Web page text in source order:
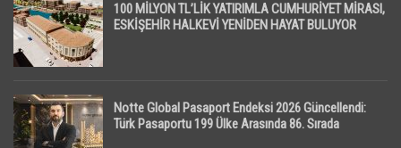
100 MİLYON TL’LİK YATIRIMLA CUMHURİYET MİRASI,
ESKİŞEHİR HALKEVİ YENİDEN HAYAT BULUYOR
Notte Global Pasaport Endeksi 2026 Güncellendi:
Türk Pasaportu 199 Ülke Arasında 86. Sırada